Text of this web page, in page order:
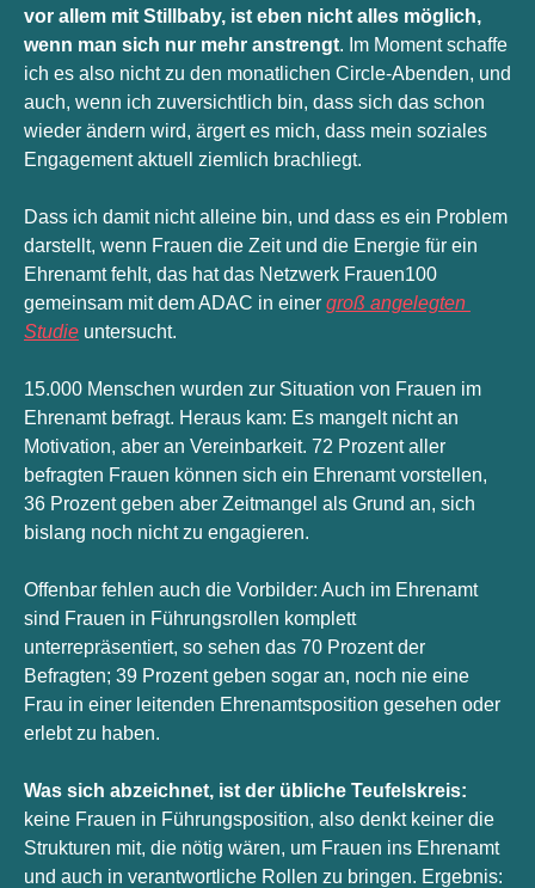
vor allem mit Stillbaby, ist eben nicht alles möglich,
wenn man sich nur mehr anstrengt. Im Moment schaffe
ich es also nicht zu den monatlichen Circle-Abenden, und
auch, wenn ich zuversichtlich bin, dass sich das schon
wieder ändern wird, ärgert es mich, dass mein soziales
Engagement aktuell ziemlich brachliegt.
Dass ich damit nicht alleine bin, und dass es ein Problem
darstellt, wenn Frauen die Zeit und die Energie für ein
Ehrenamt fehlt, das hat das Netzwerk Frauen100
gemeinsam mit dem ADAC in einer groß angelegten
Studie untersucht.
15.000 Menschen wurden zur Situation von Frauen im
Ehrenamt befragt. Heraus kam: Es mangelt nicht an
Motivation, aber an Vereinbarkeit. 72 Prozent aller
befragten Frauen können sich ein Ehrenamt vorstellen,
36 Prozent geben aber Zeitmangel als Grund an, sich
bislang noch nicht zu engagieren.
Offenbar fehlen auch die Vorbilder: Auch im Ehrenamt
sind Frauen in Führungsrollen komplett
unterrepräsentiert, so sehen das 70 Prozent der
Befragten; 39 Prozent geben sogar an, noch nie eine
Frau in einer leitenden Ehrenamtsposition gesehen oder
erlebt zu haben.
keine Frauen in Führungsposition, also denkt keiner die
Strukturen mit, die nötig wären, um Frauen ins Ehrenamt
und auch in verantwortliche Rollen zu bringen. Ergebnis: